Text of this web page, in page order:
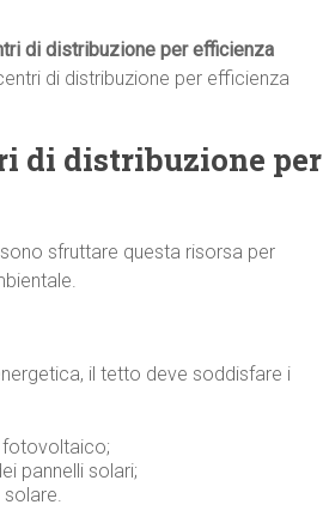
di distribuzione per efficienza
di distribuzione per efficienza
di distribuzione per
sfruttare questa risorsa per
il tetto deve soddisfare i
fotovoltaico;
pannelli solari;
solare.